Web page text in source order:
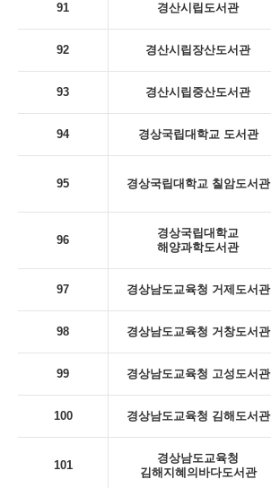
91 경산시립도서관
92 경산시립장산도서관
93 경산시립중산도서관
94 경상국립대학교 도서관
95 경상국립대학교 칠암도서관
96
경상국립대학교
해양과학도서관
97 경상남도교육청 거제도서관
98 경상남도교육청 거창도서관
99 경상남도교육청 고성도서관
100 경상남도교육청 김해도서관
101
경상남도교육청
김해지혜의바다도서관